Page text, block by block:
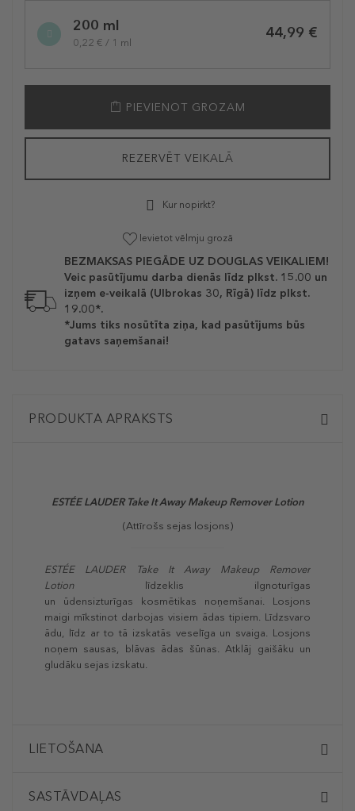
variation200 ml
0,22 € / 1 ml
44,99 €
PIEVIENOT GROZAM
REZERVĒT VEIKALĀ
Kur nopirkt?
Ievietot vēlmju grozā
BEZMAKSAS PIEGĀDE UZ DOUGLAS VEIKALIEM!
Veic pasūtījumu darba dienās līdz plkst. 15.00 un
izņem e-veikalā (Ulbrokas 30, Rīgā) līdz plkst.
19.00*.
*Jums tiks nosūtīta ziņa, kad pasūtījums būs
gatavs saņemšanai!
PRODUKTA APRAKSTS
ESTÉE LAUDER Take It Away Makeup Remover Lotion
(Attīrošs sejas losjons)
ESTÉE LAUDER Take It Away Makeup Remover
Lotion līdzeklis ilgnoturīgas
un ūdensizturīgas kosmētikas noņemšanai. Losjons
maigi mīkstinot darbojas visiem ādas tipiem. Līdzsvaro
ādu, līdz ar to tā izskatās veselīga un svaiga. Losjons
noņem sausas, blāvas ādas šūnas. Atklāj gaišāku un
gludāku sejas izskatu.
LIETOŠANA
SASTĀVDAĻAS